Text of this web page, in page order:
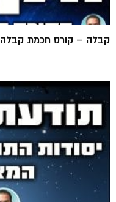
קבלה – קורס חכמת קבלה